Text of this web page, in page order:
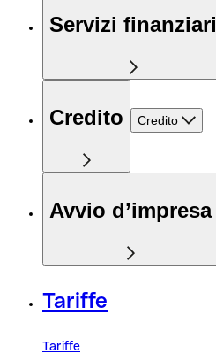
Servizi finanziari
Credito Credito
Avvio d’impresa
Tariffe
Tariffe